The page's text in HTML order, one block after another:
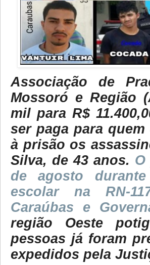
Associação de
Mossoró e Região
mil para R$
ser paga para
à prisão os
Silva, de 43 anos.
de agosto
escolar na RN-
Caraúbas e
região Oeste
pessoas já foram
expedidos pela